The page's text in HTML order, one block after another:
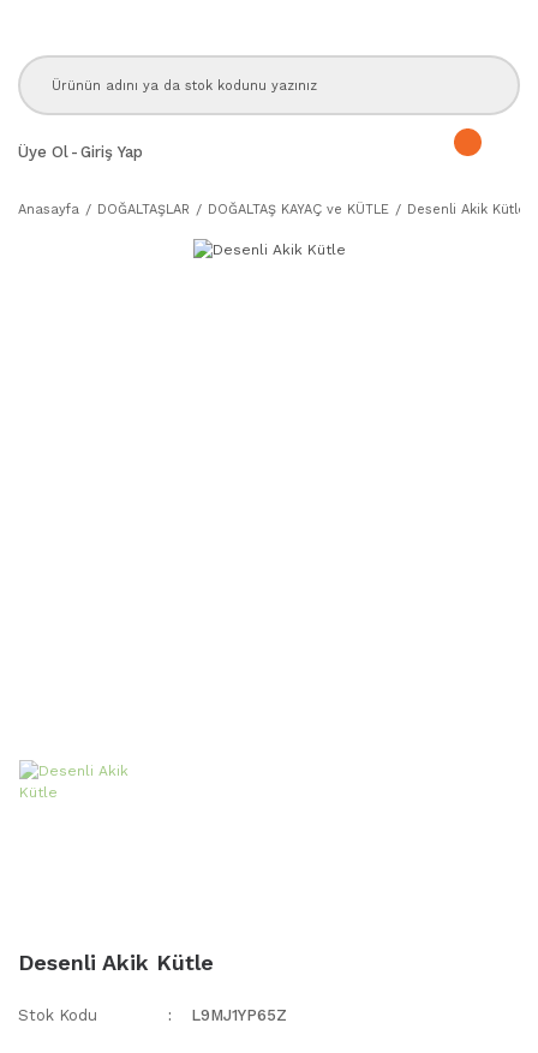
Üye Ol - Giriş Yap
Anasayfa DOĞALTAŞLAR DOĞALTAŞ KAYAÇ ve KÜTLE Desenli Akik Kütle
Desenli Akik Kütle
Stok Kodu L9MJ1YP65Z